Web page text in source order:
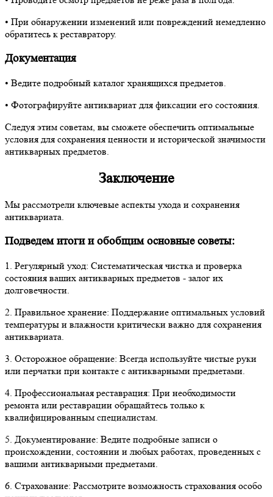
• При обнаружении изменений или повреждений немедленно
обратитесь к реставратору.
Документация
• Ведите подробный каталог хранящихся предметов.
• Фотографируйте антиквариат для фиксации его состояния.
Следуя этим советам, вы сможете обеспечить оптимальные
условия для сохранения ценности и исторической значимости
антикварных предметов.
Заключение
Мы рассмотрели ключевые аспекты ухода и сохранения
антиквариата.
Подведем итоги и обобщим основные советы:
1. Регулярный уход: Систематическая чистка и проверка
состояния ваших антикварных предметов - залог их
долговечности.
2. Правильное хранение: Поддержание оптимальных условий
температуры и влажности критически важно для сохранения
антиквариата.
3. Осторожное обращение: Всегда используйте чистые руки
или перчатки при контакте с антикварными предметами.
4. Профессиональная реставрация: При необходимости
ремонта или реставрации обращайтесь только к
квалифицированным специалистам.
5. Документирование: Ведите подробные записи о
происхождении, состоянии и любых работах, проведенных с
вашими антикварными предметами.
6. Страхование: Рассмотрите возможность страхования особо